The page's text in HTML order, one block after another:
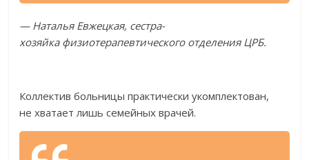
— Наталья Евжецкая, сестра-
хозяйкафизиотерапевтического отделения ЦРБ.
Коллектив больницы практически укомплектован,
не хватает лишь семейных врачей.